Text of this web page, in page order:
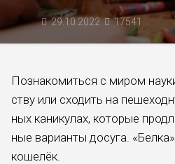
29.10.2022 17541
Познакомиться с миром
ству или сходить на
ных каникулах, которые
ные варианты досуга.
кошелёк.